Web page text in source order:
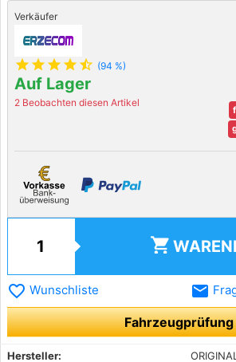
Verkäufer
star star star star star_half (94 %)
Auf Lager
2 Beobachten diesen Artikel
shopping_cart
favorite_border Wunschliste email
Fahrzeugprüfung
Hersteller: